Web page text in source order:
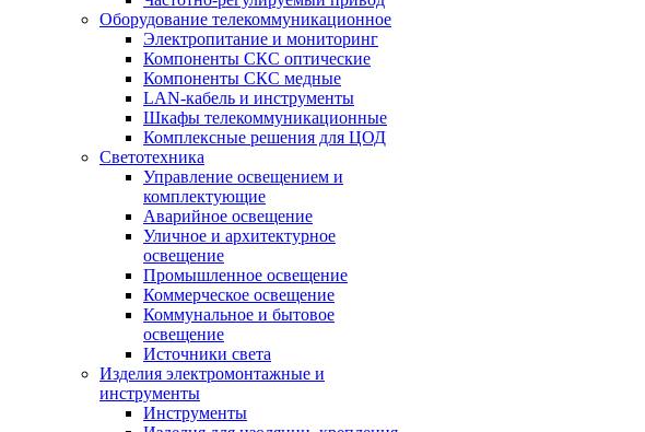
Оборудование телекоммуникационное
Электропитание и мониторинг
Компоненты СКС оптические
Компоненты СКС медные
LAN-кабель и инструменты
Шкафы телекоммуникационные
Комплексные решения для ЦОД
Светотехника
Управление освещением и
комплектующие
Аварийное освещение
Уличное и архитектурное
освещение
Промышленное освещение
Коммерческое освещение
Коммунальное и бытовое
освещение
Источники света
Изделия электромонтажные и
инструменты
Инструменты